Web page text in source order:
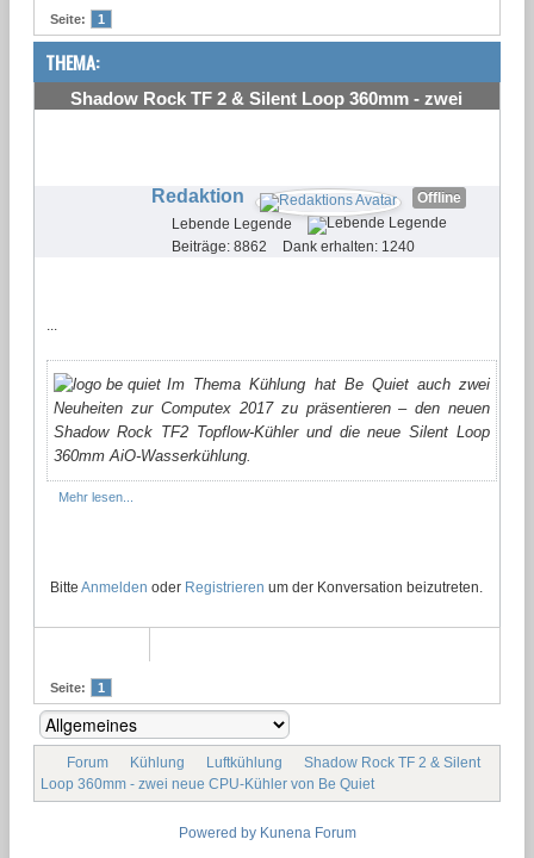
Seite: 1
THEMA:
Shadow Rock TF 2 & Silent Loop 360mm - zwei
Redaktion
Offline
Lebende Legende
Beiträge: 8862
Dank erhalten: 1240
Im Thema Kühlung hat Be Quiet auch zwei
Neuheiten zur Computex 2017 zu präsentieren – den neuen
Shadow Rock TF2 Topflow-Kühler und die neue Silent Loop
360mm AiO-Wasserkühlung.
Mehr lesen...
Bitte Anmelden oder Registrieren um der Konversation beizutreten.
Seite: 1
Forum Kühlung Luftkühlung
Shadow Rock TF 2 & Silent
Loop 360mm - zwei neue CPU-Kühler von Be Quiet
Powered by Kunena Forum